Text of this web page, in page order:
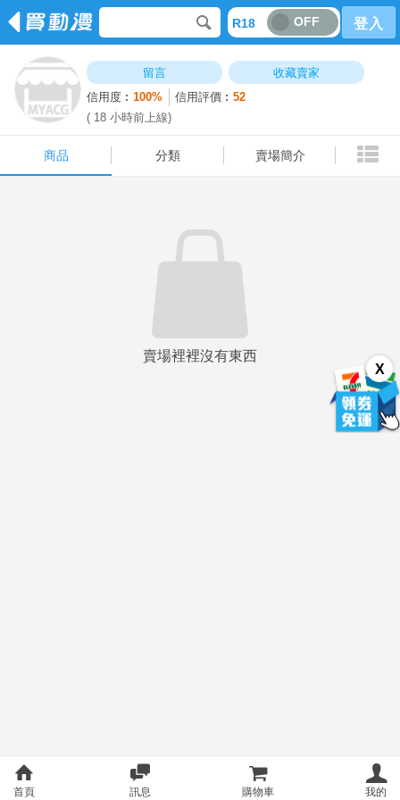
R18 OFF 登入
留言
收藏賣家
信用度︰100% 信用評價︰52
( 18 小時前上線)
商品 分類 賣場簡介
X
賣場裡裡沒有東西
商品 分類 賣場簡介
首頁 訊息 購物車 我的